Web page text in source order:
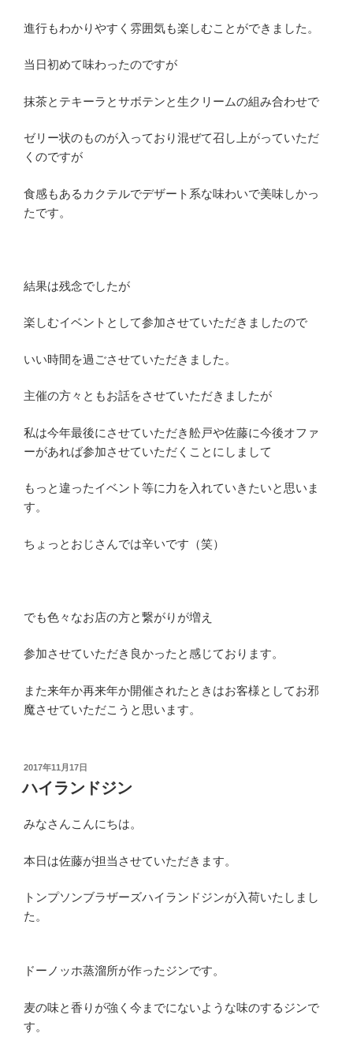
進行もわかりやすく雰囲気も楽しむことができました。
当日初めて味わったのですが
抹茶とテキーラとサボテンと生クリームの組み合わせで
ゼリー状のものが入っており混ぜて召し上がっていただ
くのですが
食感もあるカクテルでデザート系な味わいで美味しかっ
たです。
結果は残念でしたが
楽しむイベントとして参加させていただきましたので
いい時間を過ごさせていただきました。
主催の方々ともお話をさせていただきましたが
私は今年最後にさせていただき舩戸や佐藤に今後オファ
ーがあれば参加させていただくことにしまして
もっと違ったイベント等に力を入れていきたいと思いま
す。
ちょっとおじさんでは辛いです（笑）
でも色々なお店の方と繋がりが増え
参加させていただき良かったと感じております。
また来年か再来年か開催されたときはお客様としてお邪
魔させていただこうと思います。
投
日:
2017年11月17日
ハイランドジン
みなさんこんにちは。
本日は佐藤が担当させていただきます。
トンプソンブラザーズハイランドジンが入荷いたしまし
た。
ドーノッホ蒸溜所が作ったジンです。
麦の味と香りが強く今までにないような味のするジンで
す。